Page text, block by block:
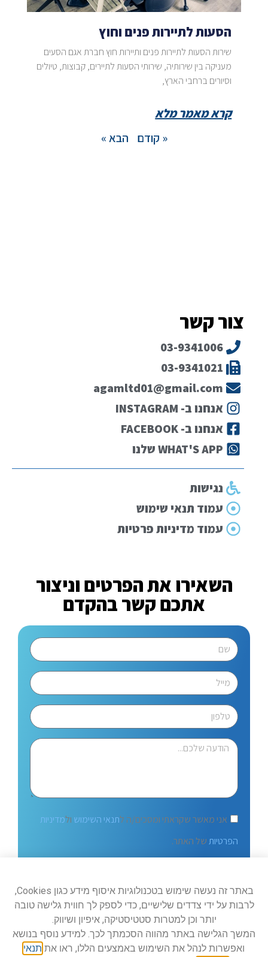
הסעות לתיירות פנים וחוץ
שירות הסעות לתיירות פנים ותיירות חוץ חברת אגם הסעים
מעניקה בין שירותיה, שירותי הסעות לתיירים, קבוצות, טיולים
וסיורים ברחבי הארץ,
קרא מאמר מלא
« קודם
הבא »
צור קשר
03-9341006
03-9341021
agamltd01@gmail.com
אנחנו ב- INSTAGRAM
אנחנו ב- FACEBOOK
WHAT'S APP שלנו
נגישות
עמוד תנאי שימוש
עמוד מדיניות פרטיות
השאירו את הפרטים וניצור
אתכם קשר בהקדם
אני מאשר שקראתי ומסכים/ה לתנאי השימוש ולמדיניות
הפרטיותשל האתר.
באתר זה נעשה שימוש בטכנולוגיות איסוף מידע כגון Cookies,
לרבות על ידי צדדים שלישיים, כדי לספק לך חווית גלישה טובה
יותר וכן למטרות סטטיסטיקה, איפיון ושיווק.
המשך הגלישה באתר מהווה הסכמתך לכך. למידע נוסף בנושא
ואפשרות לנהל את השימוש באמצעים הללו, ראו את תנאי